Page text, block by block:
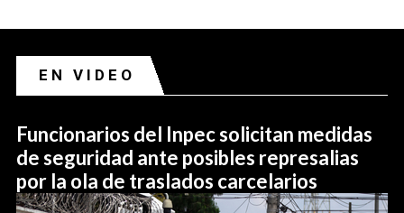
EN VIDEO
Funcionarios del Inpec solicitan medidas
de seguridad ante posibles represalias
por la ola de traslados carcelarios